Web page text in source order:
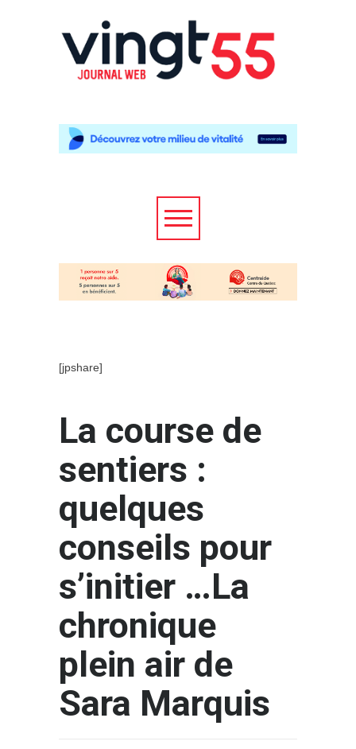
[jpshare]
La course de
sentiers :
quelques
conseils pour
s’initier …La
chronique
plein air de
Sara Marquis